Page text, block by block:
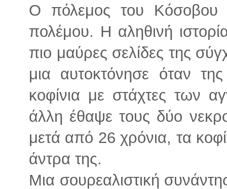
Ο πόλεμος του Κόσοβου
πολέμου. Η αληθινή
πιο μαύρες σελίδες της
μια αυτοκτόνησε όταν
κοφίνια με στάχτες των
άλλη έθαψε τους δύο
μετά από 26 χρόνια, τα
άντρα της.
Μια σουρεαλιστική